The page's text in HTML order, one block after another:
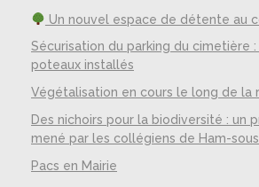
Un nouvel espace de détente au
Sécurisation du parking du cimetière
poteaux installés
Végétalisation en cours le long de la
Des nichoirs pour la biodiversité : un
mené par les collégiens de Ham-
Pacs en Mairie